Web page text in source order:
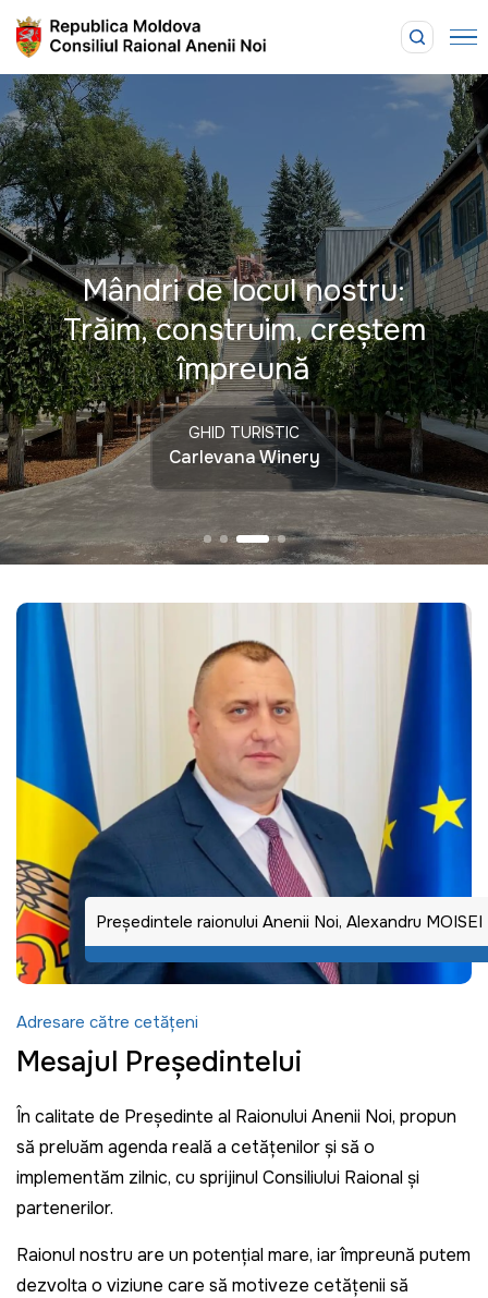
Mândri de locul nostru:
Trăim, construim, creștem
împreună
GHID TURISTIC
Carlevana Winery
Adresare către cetățeni
Mesajul Președintelui
În calitate de Președinte al Raionului Anenii Noi, propun
să preluăm agenda reală a cetățenilor și să o
implementăm zilnic, cu sprijinul Consiliului Raional și
partenerilor.
Raionul nostru are un potențial mare, iar împreună putem
dezvolta o viziune care să motiveze cetățenii să
Preşedintele raionului Anenii Noi, Alexandru MOISEI